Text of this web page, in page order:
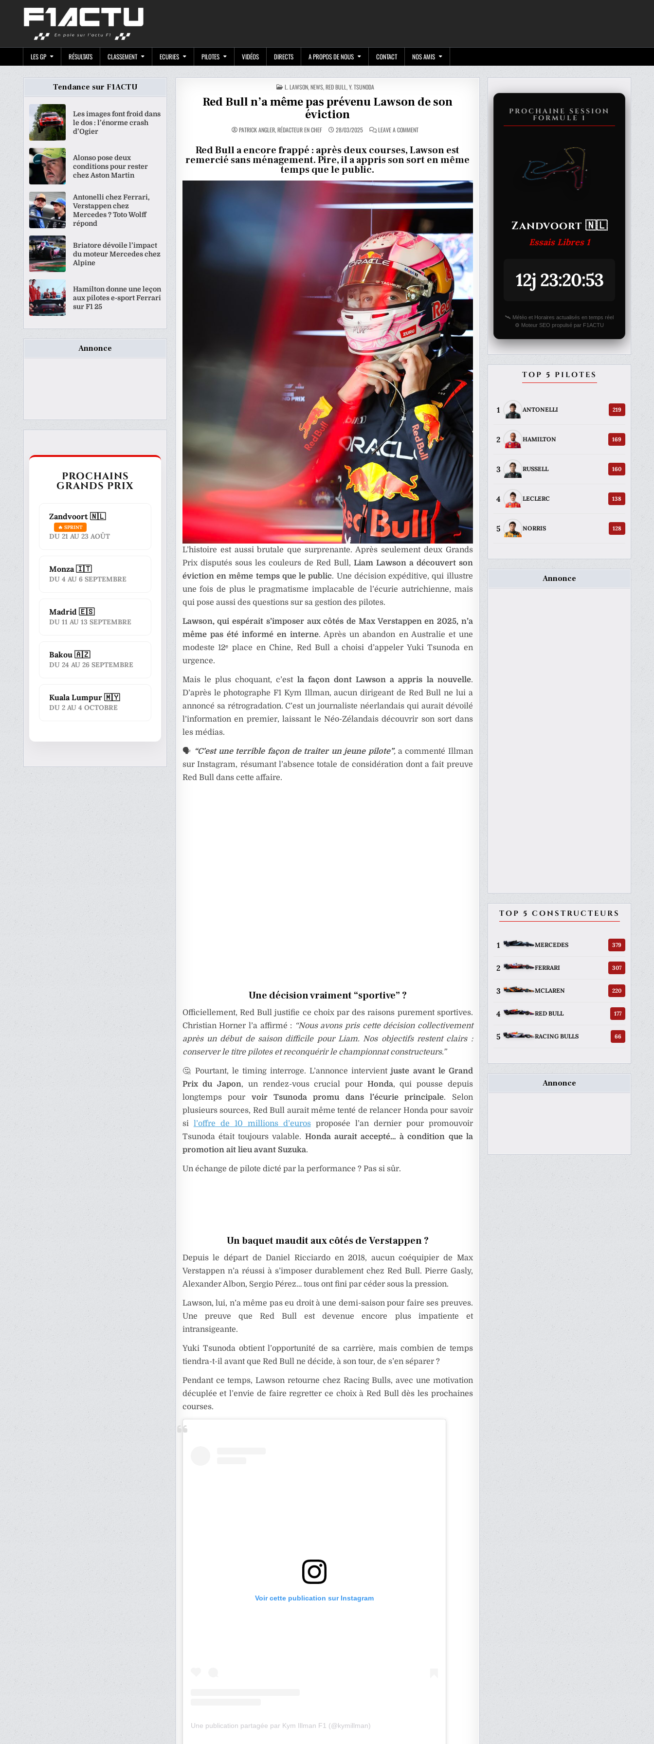
LES GP RÉSULTATS CLASSEMENT ECURIES PILOTES VIDÉOS DIRECTS A PROPOS DE NOUS CONTACT NOS AMIS
POSTED
IN
L. LAWSON,NEWS,RED BULL,Y. TSUNODA
Red Bull n’a même pas prévenu Lawson de son
éviction
PATRICK ANGLER, RÉDACTEUR EN CHEF 28/03/2025 LEAVE A COMMENTON
N’A
MÊME
PAS
PRÉVENU
SON
ÉVICTION
Red Bull a encore frappé : après deux courses, Lawson est
remercié sans ménagement. Pire, il a appris son sort en même
temps que le public.
L’histoire est aussi brutale que surprenante. Après seulement deux Grands
Prix disputés sous les couleurs de Red Bull, Liam Lawson a découvert son
éviction en même temps que le public. Une décision expéditive, qui illustre
une fois de plus le pragmatisme implacable de l’écurie autrichienne, mais
qui pose aussi des questions sur sa gestion des pilotes.
Lawson, qui espérait s’imposer aux côtés de Max Verstappen en 2025, n’a
même pas été informé en interne. Après un abandon en Australie et une
modeste 12ᵉ place en Chine, Red Bull a choisi d’appeler Yuki Tsunoda en
urgence.
Mais le plus choquant, c’est la façon dont Lawson a appris la nouvelle.
D’après le photographe F1 Kym Illman, aucun dirigeant de Red Bull ne lui a
annoncé sa rétrogradation. C’est un journaliste néerlandais qui aurait dévoilé
l’information en premier, laissant le Néo-Zélandais découvrir son sort dans
les médias.
🗣️ “C’est une terrible façon de traiter un jeune pilote”,a commenté Illman
sur Instagram, résumant l’absence totale de considération dont a fait preuve
Red Bull dans cette affaire.
Une décision vraiment “sportive” ?
Officiellement, Red Bull justifie ce choix par des raisons purement sportives.
Christian Horner l’a affirmé : “Nous avons pris cette décision collectivement
après un début de saison difficile pour Liam. Nos objectifs restent clairs :
conserver le titre pilotes et reconquérir le championnat constructeurs.”
🤔 Pourtant, le timing interroge. L’annonce intervientjuste avant le Grand
Prix du Japon, un rendez-vous crucial pour Honda, qui pousse depuis
longtemps pour voir Tsunoda promu dans l’écurie principale. Selon
plusieurs sources, Red Bull aurait même tenté de relancer Honda pour savoir
si l’offre de 10 millions d’eurosproposée l’an dernier pour promouvoir
Tsunoda était toujours valable. Honda aurait accepté… à condition que la
promotion ait lieu avant Suzuka.
Un échange de pilote dicté par la performance ? Pas si sûr.
Un baquet maudit aux côtés de Verstappen ?
Depuis le départ de Daniel Ricciardo en 2018, aucun coéquipier de Max
Verstappen n’a réussi à s’imposer durablement chez Red Bull. Pierre Gasly,
Alexander Albon, Sergio Pérez… tous ont fini par céder sous la pression.
Lawson, lui, n’a même pas eu droit à une demi-saison pour faire ses preuves.
Une preuve que Red Bull est devenue encore plus impatiente et
intransigeante.
Yuki Tsunoda obtient l’opportunité de sa carrière, mais combien de temps
tiendra-t-il avant que Red Bull ne décide, à son tour, de s’en séparer ?
Pendant ce temps, Lawson retourne chez Racing Bulls, avec une motivation
décuplée et l’envie de faire regretter ce choix à Red Bull dès les prochaines
courses.
Voir cette publication sur Instagram
Une publication partagée par Kym Illman F1 (@kymillman)
Tendance sur F1ACTU
Les images font froid dans
le dos : l’énorme crash
d’Ogier
Alonso pose deux
conditions pour rester
chez Aston Martin
Antonelli chez Ferrari,
Verstappen chez
Mercedes ? Toto Wolff
répond
Briatore dévoile l’impact
du moteur Mercedes chez
Alpine
Hamilton donne une leçon
aux pilotes e-sport Ferrari
sur F1 25
Annonce
PROCHAINS
GRANDS PRIX
Zandvoort 🇳🇱
🔥 SPRINT
DU 21 AU 23 AOÛT
Monza 🇮🇹
DU 4 AU 6 SEPTEMBRE
Madrid 🇪🇸
DU 11 AU 13 SEPTEMBRE
Bakou 🇦🇿
DU 24 AU 26 SEPTEMBRE
Kuala Lumpur 🇲🇾
DU 2 AU 4 OCTOBRE
PROCHAINE SESSION
FORMULE 1
Zandvoort 🇳🇱
Essais Libres 1
12j 23:20:53
🛰️ Météo et Horaires actualisés en temps réel
⚙️ Moteur SEO propulsé par F1ACTU
TOP 5 PILOTES
1 ANTONELLI 219
2 HAMILTON 169
3 RUSSELL 160
4 LECLERC 138
5 NORRIS 128
Annonce
TOP 5 CONSTRUCTEURS
1 MERCEDES 379
2 FERRARI 307
3 MCLAREN 220
4 RED BULL 177
5 RACING BULLS 66
Annonce